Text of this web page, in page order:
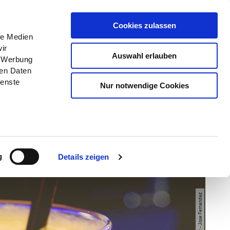
Medien
Daten
Details zeigen
Cookies zulassen
Auswahl erlauben
Nur notwendige Cookies
Erlebnisse Buchen